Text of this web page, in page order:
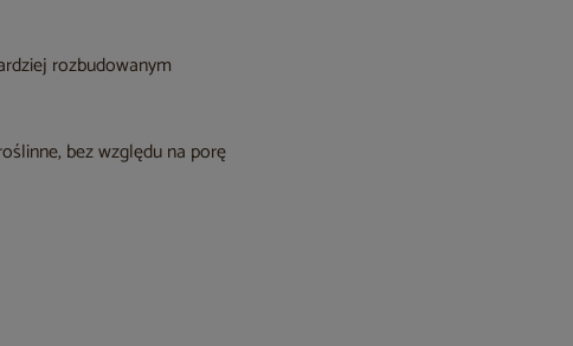
rozbudowanym
bez względu na porę